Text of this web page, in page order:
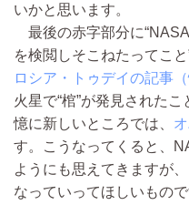
いかと思います。
最後の赤字部分に
を検閲しそこねたってこ
ロシア・トゥデイの記事
火星で“棺”が発見された
憶に新しいところでは、
す。こうなってくると、
ようにも思えてきますが
なっていってほしいもので